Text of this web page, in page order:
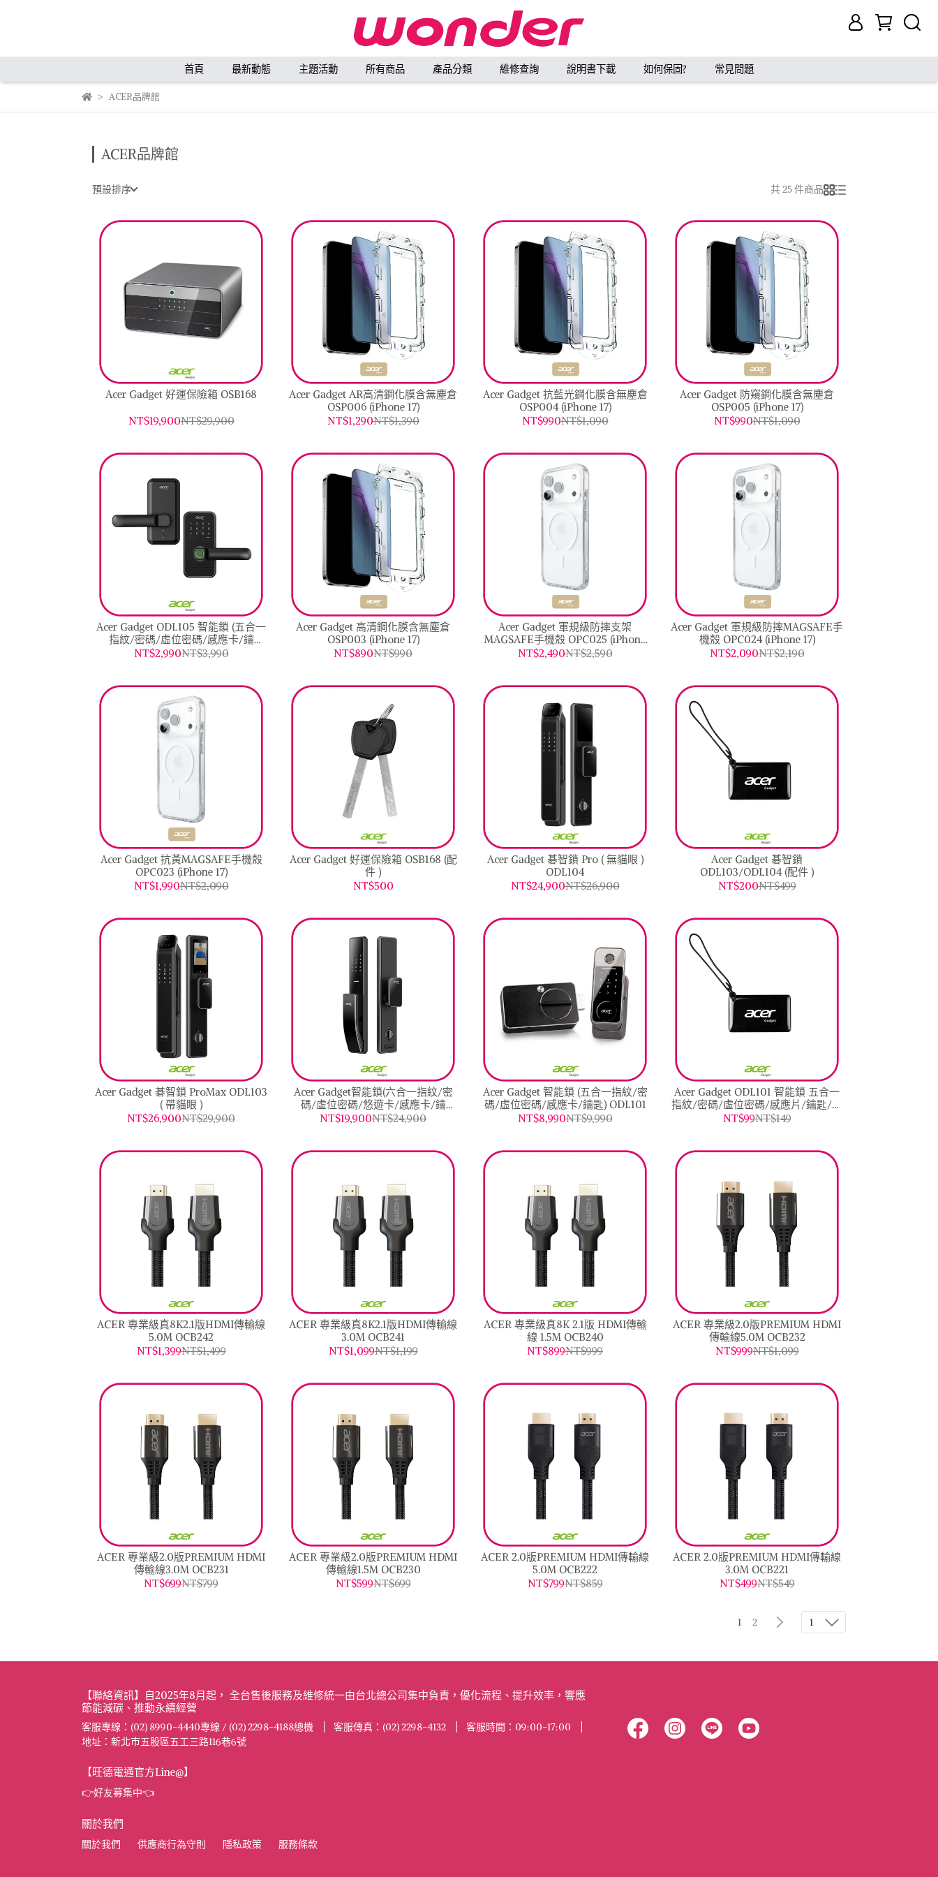
首頁 最新動態 主題活動 所有商品 產品分類 維修查詢 說明書下載 如何保固? 常見問題
ACER品牌館
ACER品牌館
預設排序 共 25 件商品
Acer Gadget 好運保險箱 OSB168
NT$19,900NT$29,900
Acer Gadget AR高清鋼化膜含無塵倉
OSP006 (iPhone 17)
NT$1,290NT$1,390
Acer Gadget 抗藍光鋼化膜含無塵倉
OSP004 (iPhone 17)
NT$990NT$1,090
Acer Gadget 防窺鋼化膜含無塵倉
OSP005 (iPhone 17)
NT$990NT$1,090
Acer Gadget ODL105 智能鎖 (五合一
指紋/密碼/虛位密碼/感應卡/鑰
匙)ODL105
NT$2,990NT$3,990
Acer Gadget 高清鋼化膜含無塵倉
OSP003 (iPhone 17)
NT$890NT$990
Acer Gadget 軍規級防摔支架
MAGSAFE手機殼 OPC025 (iPhone
17)
NT$2,490NT$2,590
Acer Gadget 軍規級防摔MAGSAFE手
機殼 OPC024 (iPhone 17)
NT$2,090NT$2,190
Acer Gadget 抗黃MAGSAFE手機殼
OPC023 (iPhone 17)
NT$1,990NT$2,090
Acer Gadget 好運保險箱 OSB168 (配
件 )
NT$500
Acer Gadget 碁智鎖 Pro ( 無貓眼 )
ODL104
NT$24,900NT$26,900
Acer Gadget 碁智鎖
ODL103/ODL104 (配件 )
NT$200NT$499
Acer Gadget 碁智鎖 ProMax ODL103
( 帶貓眼 )
NT$26,900NT$29,900
Acer Gadget智能鎖(六合一指紋/密
碼/虛位密碼/悠遊卡/感應卡/鑰
匙)ODL102
NT$19,900NT$24,900
Acer Gadget 智能鎖 (五合一指紋/密
碼/虛位密碼/感應卡/鑰匙) ODL101
NT$8,990NT$9,990
Acer Gadget ODL101 智能鎖 五合一
指紋/密碼/虛位密碼/感應片/鑰匙/專
用電池-配件odl101_a002
NT$99NT$149
ACER 專業級真8K2.1版HDMI傳輸線
5.0M OCB242
NT$1,399NT$1,499
ACER 專業級真8K2.1版HDMI傳輸線
3.0M OCB241
NT$1,099NT$1,199
ACER 專業級真8K 2.1版 HDMI傳輸
線 1.5M OCB240
NT$899NT$999
ACER 專業級2.0版PREMIUM HDMI
傳輸線5.0M OCB232
NT$999NT$1,099
ACER 專業級2.0版PREMIUM HDMI
傳輸線3.0M OCB231
NT$699NT$799
ACER 專業級2.0版PREMIUM HDMI
傳輸線1.5M OCB230
NT$599NT$699
ACER 2.0版PREMIUM HDMI傳輸線
5.0M OCB222
NT$799NT$859
ACER 2.0版PREMIUM HDMI傳輸線
3.0M OCB221
NT$499NT$549
1 2 1
【聯絡資訊】自2025年8月起， 全台售後服務及維修統一由台北總公司集中負責，優化流程、提升效率，響應
節能減碳、推動永續經營
客服專線：(02) 8990-4440專線 / (02) 2298-4188總機 客服傳真：(02) 2298-4132
客服時間：09:00-17:00
地址：新北市五股區五工三路116巷6號
【旺德電通官方Line@】
👉好友募集中👈
關於我們
關於我們 供應商行為守則 隱私政策 服務條款